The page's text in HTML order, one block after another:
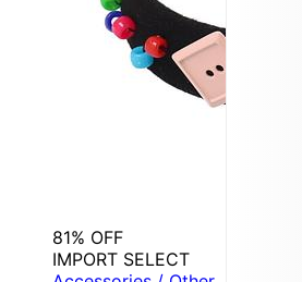
81% OFF
IMPORT SELECT